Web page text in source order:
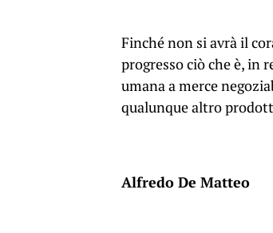
Finché non si avrà il
progresso ciò che è, in
umana a merce
qualunque altro
Alfredo De Matteo